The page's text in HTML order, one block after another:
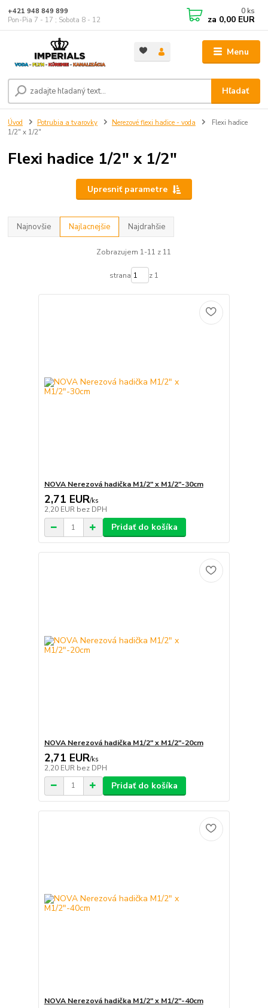
Menu
Hľadať
+421 948 849 899
Pon-Pia 7 - 17 ; Sobota 8 - 12
0 ks
za 0,00 EUR
Úvod Potrubia a tvarovky Nerezové flexi hadice - voda
Flexi hadice
1/2" x 1/2"
Flexi hadice 1/2" x 1/2"
Upresniť parametre
Najnovšie Najlacnejšie Najdrahšie
Zobrazujem 1-11 z 11
strana z 1
NOVA Nerezová hadička M1/2" x M1/2"-30cm
2,71 EUR/ks
2,20 EUR bez DPH
Pridať do košíka
NOVA Nerezová hadička M1/2" x M1/2"-20cm
2,71 EUR/ks
2,20 EUR bez DPH
Pridať do košíka
NOVA Nerezová hadička M1/2" x M1/2"-40cm